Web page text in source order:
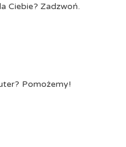
Ciebie? Zadzwoń.
Pomożemy!